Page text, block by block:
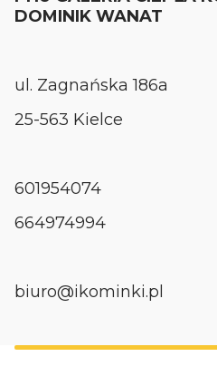
DOMINIK WANAT
ul. Zagnańska 186a
25-563 Kielce
601954074
664974994
biuro@ikominki.pl